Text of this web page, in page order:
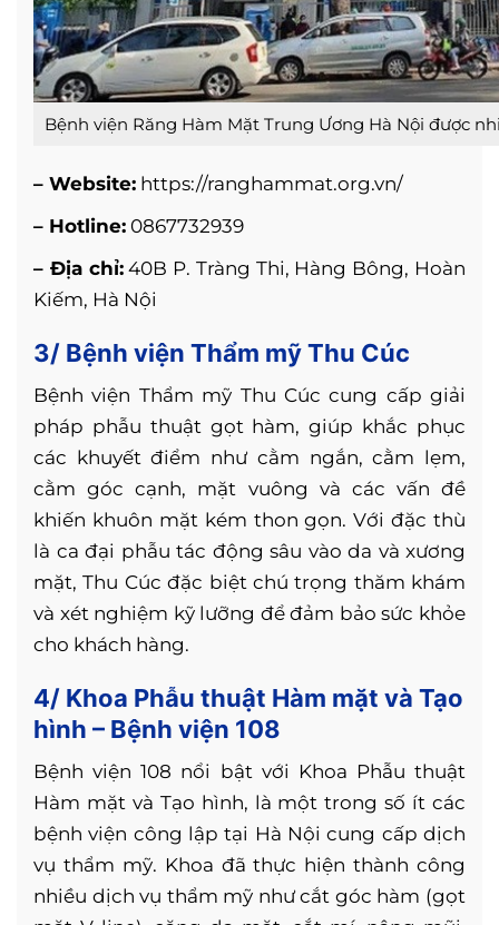
Bệnh viện Răng Hàm Mặt Trung Ương Hà Nội được
– Website: https://ranghammat.org.vn/
– Hotline: 0867732939
– Địa chỉ:40B P. Tràng Thi, Hàng Bông, Hoàn
Kiếm, Hà Nội
3/ Bệnh viện Thẩm mỹ Thu Cúc
Bệnh viện Thẩm mỹ Thu Cúc cung cấp giải
pháp phẫu thuật gọt hàm, giúp khắc phục
các khuyết điểm như cằm ngắn, cằm lẹm,
cằm góc cạnh, mặt vuông và các vấn đề
khiến khuôn mặt kém thon gọn. Với đặc thù
là ca đại phẫu tác động sâu vào da và xương
mặt, Thu Cúc đặc biệt chú trọng thăm khám
và xét nghiệm kỹ lưỡng để đảm bảo sức khỏe
cho khách hàng.
4/ Khoa Phẫu thuật Hàm mặt và Tạo
hình – Bệnh viện 108
Bệnh viện 108 nổi bật với Khoa Phẫu thuật
Hàm mặt và Tạo hình, là một trong số ít các
bệnh viện công lập tại Hà Nội cung cấp dịch
vụ thẩm mỹ. Khoa đã thực hiện thành công
nhiều dịch vụ thẩm mỹ như cắt góc hàm (gọt